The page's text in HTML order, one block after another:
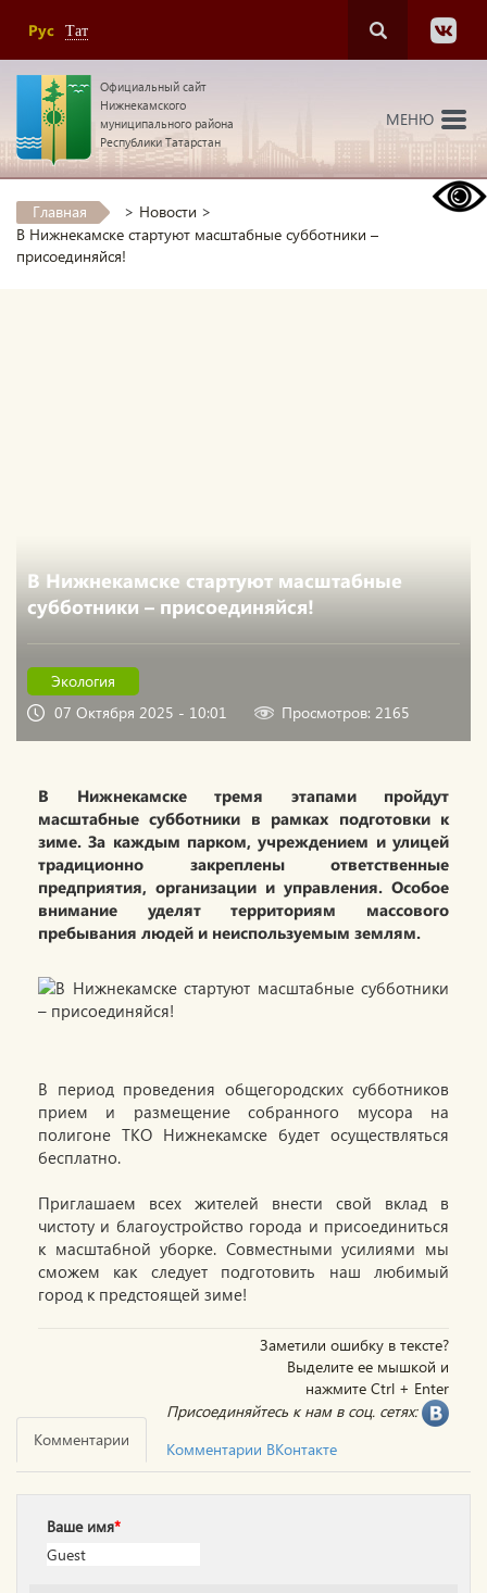
Рус Тат
Официальный сайт
Нижнекамского
муниципального района
Республики Татарстан
МЕНЮ
Главная > Новости >
В Нижнекамске стартуют масштабные субботники –
присоединяйся!
В Нижнекамске стартуют масштабные
субботники – присоединяйся!
Экология
07 Октября 2025 - 10:01
Просмотров: 2165
В Нижнекамске тремя этапами пройдут
масштабные субботники в рамках подготовки к
зиме. За каждым парком, учреждением и улицей
традиционно закреплены ответственные
предприятия, организации и управления. Особое
внимание уделят территориям массового
пребывания людей и неиспользуемым землям.
В период проведения общегородских субботников
прием и размещение собранного мусора на
полигоне ТКО Нижнекамске будет осуществляться
бесплатно.
Приглашаем всех жителей внести свой вклад в
чистоту и благоустройство города и присоединиться
к масштабной уборке. Совместными усилиями мы
сможем как следует подготовить наш любимый
город к предстоящей зиме!
Заметили ошибку в тексте?
Выделите ее мышкой и
нажмите Ctrl + Enter
Присоединяйтесь к нам в соц. сетях:
Комментарии
Комментарии ВКонтакте
Ваше имя*